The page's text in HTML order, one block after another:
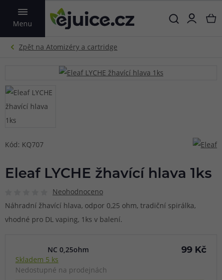
Menu
VYHLEDAT
Kód: KQ707
Eleaf LYCHE žhavící hlava 1ks
Neohodnoceno
Náhradní žhavící hlava, odpor 0,25 ohm, tradiční spirálka,
vhodné pro DL vaping, 1ks v balení.
NC 0,25ohm
Skladem 5 ks
Nedostupné na prodejnách
99 Kč